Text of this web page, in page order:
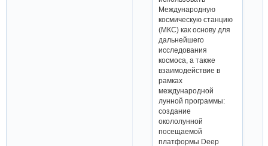
Международную
космическую станцию
(МКС) как основу для
дальнейшего
исследования
космоса, а также
взаимодействие в
рамках
международной
лунной программы:
создание
окололунной
посещаемой
платформы Deep